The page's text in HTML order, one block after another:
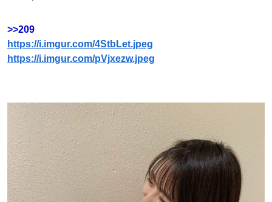
>>209
https://i.imgur.com/4StbLet.jpeg
https://i.imgur.com/pVjxezw.jpeg